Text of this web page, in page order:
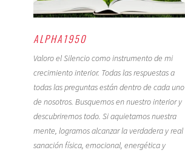
ALPHA1950
Valoro el Silencio como instrumento de mi
crecimiento interior. Todas las respuestas a
todas las preguntas están dentro de cada uno
de nosotros. Busquemos en nuestro interior y
descubriremos todo. Si aquietamos nuestra
mente, logramos alcanzar la verdadera y real
sanación física, emocional, energética y